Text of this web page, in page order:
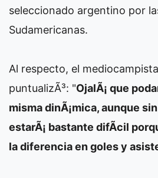
seleccionado argentino por
Sudamericanas.
Al respecto, el
puntualizÃ³: "OjalÃ¡ que
misma dinÃ¡mica, aunque
estarÃ¡ bastante difÃ­cil
la diferencia en goles y